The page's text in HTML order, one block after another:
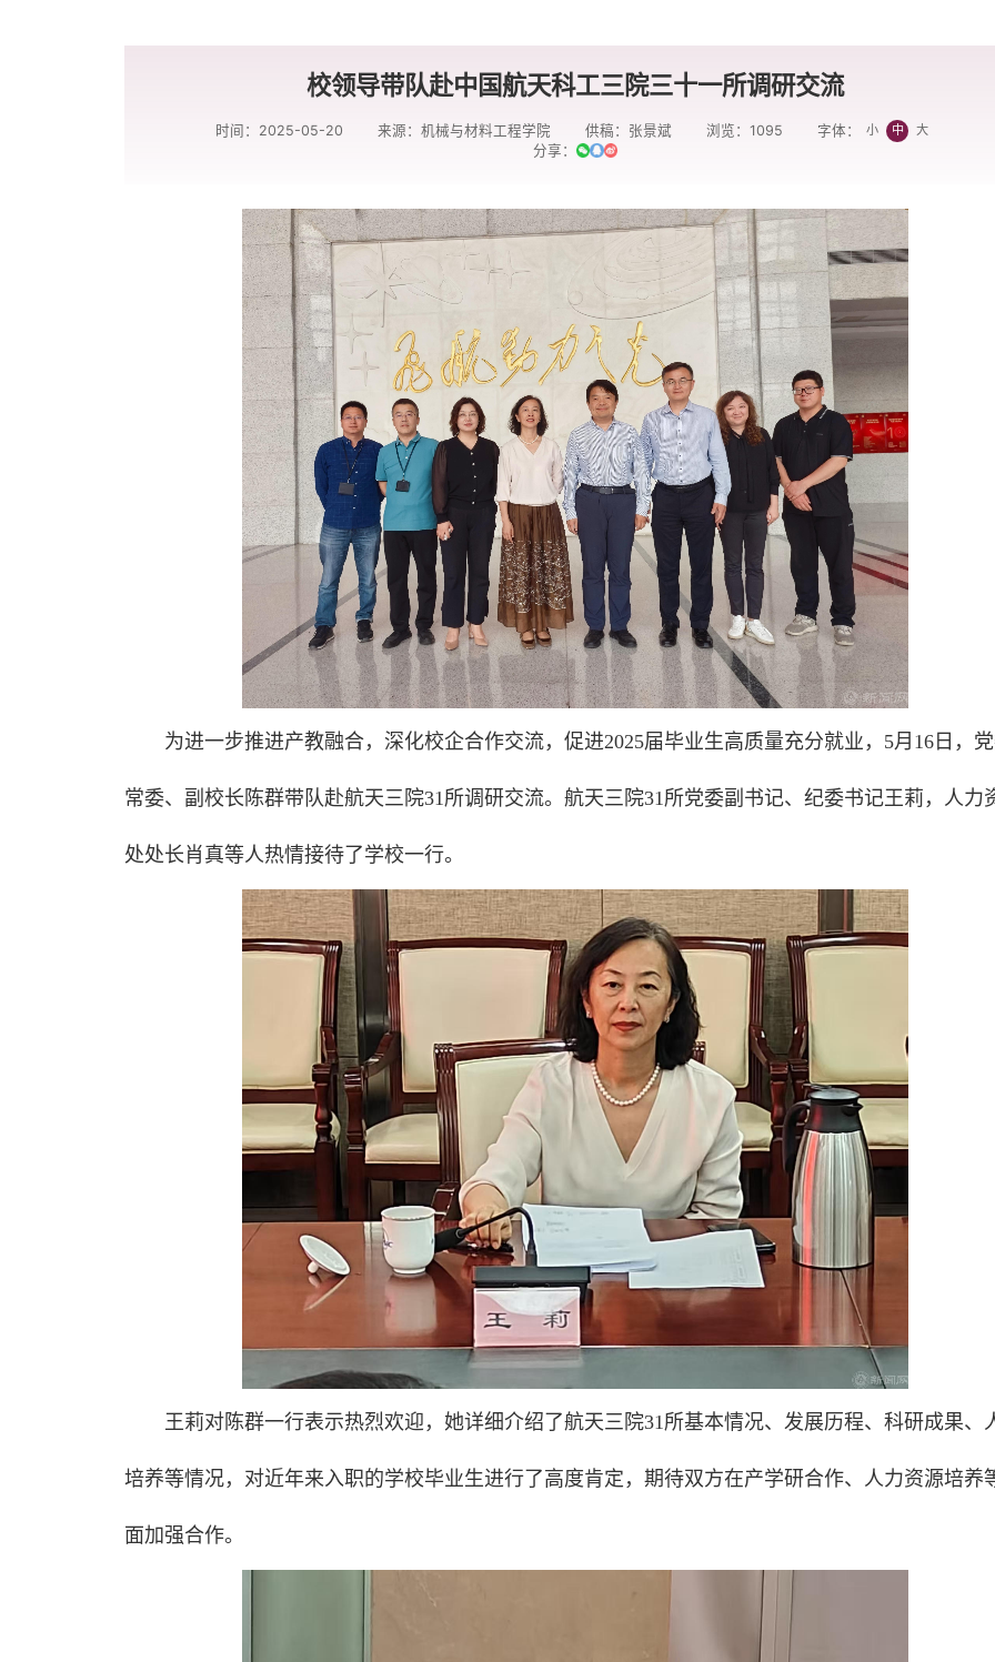
校领导带队赴中国航天科工三院三十一所调研交流
时间：2025-05-20 来源：机械与材料工程学院 供稿：张景斌 浏览： 1095 字体： 小 中 大
分享：
为进一步推进产教融合，深化校企合作交流，促进2025届毕业生高质量充分就业，5月16日，
常委、副校长陈群带队赴航天三院31所调研交流。航天三院31所党委副书记、纪委书记王莉，人力
处处长肖真等人热情接待了学校一行。
王莉对陈群一行表示热烈欢迎，她详细介绍了航天三院31所基本情况、发展历程、科研成果、
培养等情况，对近年来入职的学校毕业生进行了高度肯定，期待双方在产学研合作、人力资源培养
面加强合作。